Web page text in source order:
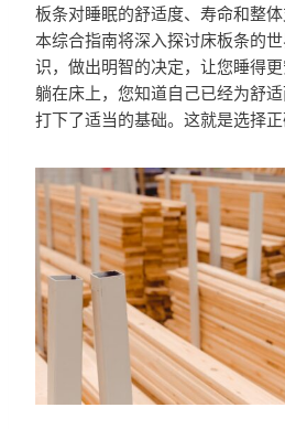
板条对睡眠的舒适度、寿命和整体
本综合指南将深入探讨床板条的
识，做出明智的决定，让您睡得
躺在床上，您知道自己已经为舒
打下了适当的基础。这就是选择正